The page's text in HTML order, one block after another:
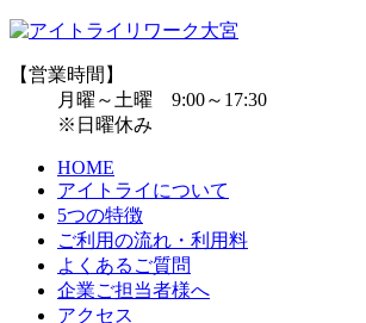
【営業時間】
月曜～土曜 9:00～17:30
※日曜休み
HOME
アイトライについて
5つの特徴
ご利用の流れ・利用料
よくあるご質問
企業ご担当者様へ
アクセス